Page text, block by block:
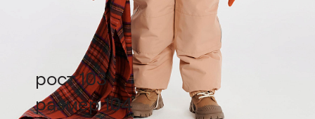
рост 103
размер 104